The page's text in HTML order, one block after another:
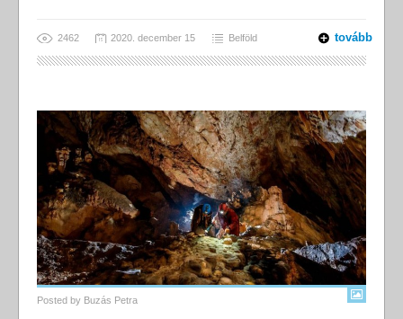
2462 2020. december 15 Belföld tovább
Posted by Buzás Petra